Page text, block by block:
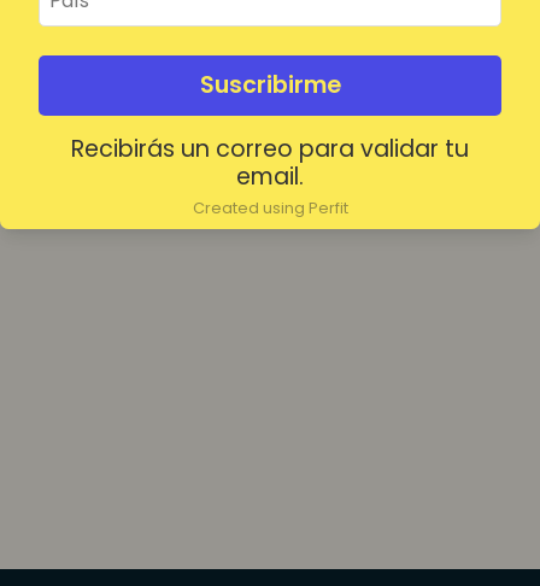
Suscribirme
Recibirás un correo para validar tu
email.
Created using Perfit
Mantenerme conectado
Acceder